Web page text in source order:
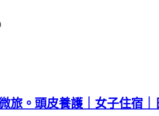
旅。頭皮養護｜女子住宿